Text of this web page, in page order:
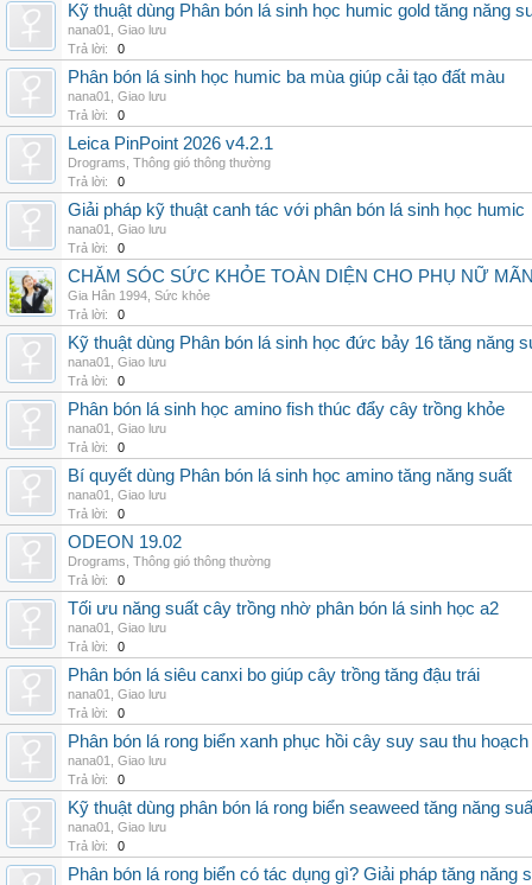
Kỹ thuật dùng Phân bón lá sinh học humic gold tăng năng
nana01
Giao lưu
Trả lời:
0
Phân bón lá sinh học humic ba mùa giúp cải tạo đất màu
nana01
Giao lưu
Trả lời:
0
Leica PinPoint 2026 v4.2.1
Drograms Thông gió thông thường
Trả lời:
0
Giải pháp kỹ thuật canh tác với phân bón lá sinh học humic
nana01
Giao lưu
Trả lời:
0
CHĂM SÓC SỨC KHỎE TOÀN DIỆN CHO PHỤ NỮ
Gia Hân 1994 Sức khỏe
Trả lời:
0
Kỹ thuật dùng Phân bón lá sinh học đức bảy 16 tăng năng
nana01
Giao lưu
Trả lời:
0
Phân bón lá sinh học amino fish thúc đẩy cây trồng khỏe
nana01
Giao lưu
Trả lời:
0
Bí quyết dùng Phân bón lá sinh học amino tăng năng suất
nana01
Giao lưu
Trả lời:
0
ODEON 19.02
Drograms Thông gió thông thường
Trả lời:
0
Tối ưu năng suất cây trồng nhờ phân bón lá sinh học a2
nana01
Giao lưu
Trả lời:
0
Phân bón lá siêu canxi bo giúp cây trồng tăng đậu trái
nana01
Giao lưu
Trả lời:
0
Phân bón lá rong biển xanh phục hồi cây suy sau thu hoạch
nana01
Giao lưu
Trả lời:
0
Kỹ thuật dùng phân bón lá rong biển seaweed tăng năng
nana01
Giao lưu
Trả lời:
0
Phân bón lá rong biển có tác dụng gì? Giải pháp tăng năng